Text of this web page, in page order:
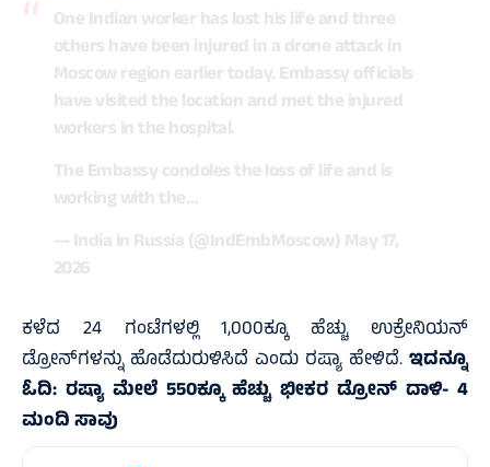
One Indian worker has lost his life and three
others have been injured in a drone attack in
Moscow region earlier today. Embassy officials
have visited the location and met the injured
workers in the hospital.
The Embassy condoles the loss of life and is
working with the…
— India in Russia (@IndEmbMoscow) May 17,
2026
ಕಳೆದ 24 ಗಂಟೆಗಳಲ್ಲಿ 1,000ಕ್ಕೂ ಹೆಚ್ಚು ಉಕ್ರೇನಿಯನ್
ಡ್ರೋನ್‌ಗಳನ್ನು ಹೊಡೆದುರುಳಿಸಿದೆ ಎಂದು ರಷ್ಯಾ ಹೇಳಿದೆ. ಇದನ್ನೂ
ಓದಿ: ರಷ್ಯಾ ಮೇಲೆ 550ಕ್ಕೂ ಹೆಚ್ಚು ಭೀಕರ ಡ್ರೋನ್‌ ದಾಳಿ- 4
ಮಂದಿ ಸಾವು